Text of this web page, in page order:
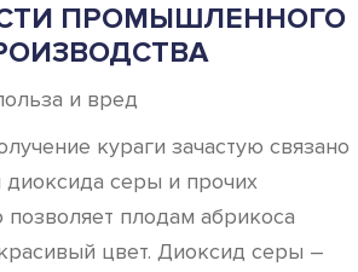
ПРОМЫШЛЕННОГО
кураги зачастую связано
диоксида серы и прочих
позволяет плодам абрикоса
цвет. Диоксид серы –